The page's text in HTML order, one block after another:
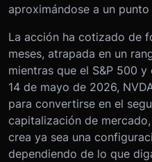
aproximándose a un
La acción ha cotizado de
meses, atrapada en un
mientras que el S&P 500
14 de mayo de 2026,
para convertirse en el
capitalización de
crea ya sea una
dependiendo de lo que